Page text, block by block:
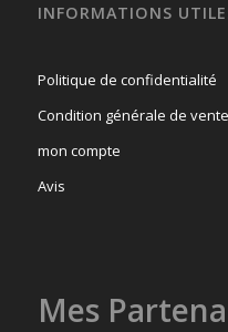
INFORMATIONS
Politique de confidentialité
Condition générale de vente
mon compte
Avis
Mes